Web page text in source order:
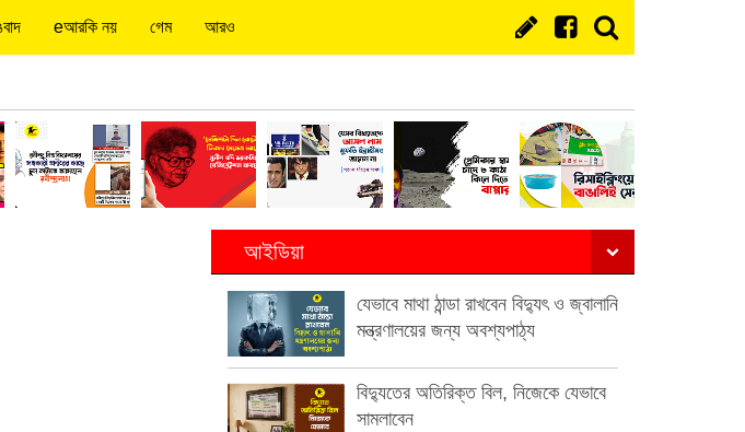
eআরকি নয় গেম আরও
আইডিয়া
যেভাবে মাথা ঠান্ডা রাখবেন বিদ্যুৎ ও জ্বালানি
মন্ত্রণালয়ের জন্য অবশ্যপাঠ্য
বিদ্যুতের অতিরিক্ত বিল, নিজেকে যেভাবে
সামলাবেন